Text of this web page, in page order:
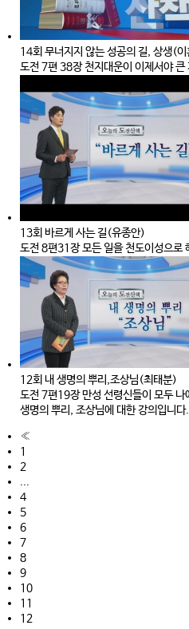
14회 무너지지 않는 성공의 길, 상생(
도전 7편 38장 천지대운이 이제서야 큰
13회 바르게 사는 길(유종안)
도전 8편31장 모든 일을 천도이성으로
12회 내 생명의 뿌리,조상님(최태분)
도전 7편19장 만성 선령신들이 모두 나
생명의 뿌리, 조상님에 대한 강의입니다.
«
1
2
...
4
5
6
7
8
9
10
11
12